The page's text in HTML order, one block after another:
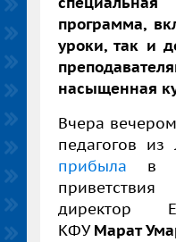
программа,
уроки, так и
насыщенная
Вчера
педагогов из
прибыла в
директор
КФУМарат